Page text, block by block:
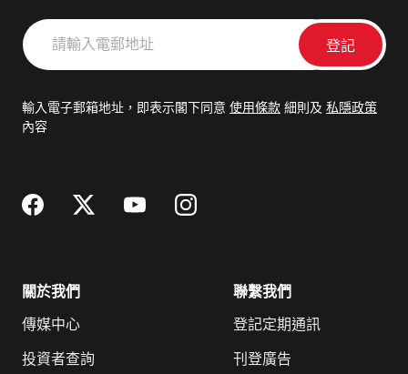
請
輸
郵
輸入電子郵箱地址，即表示閣下同意 使用條款 細則及 私隱政策
內容
關於我們
傳媒中心
投資者查詢
聯繫我們
登記定期通訊
刊登廣告